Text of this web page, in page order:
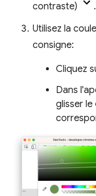
contraste)
.
Utilisez la
consigne:
Cliquez
Dans
glisser le